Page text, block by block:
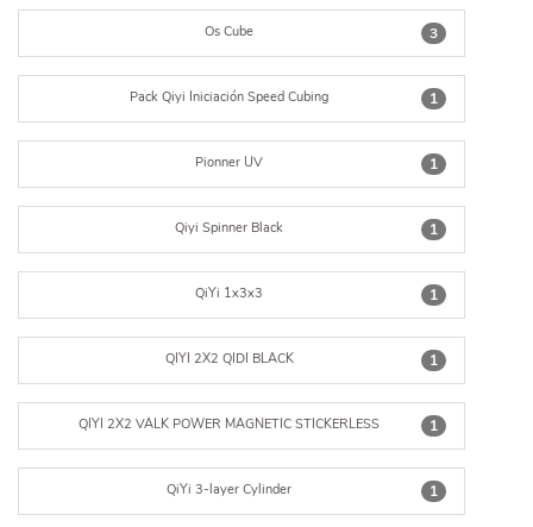
3
Os Cube
1
Pack Qiyi Iniciación Speed Cubing
1
Pionner UV
1
Qiyi Spinner Black
1
QiYi 1x3x3
1
QIYI 2X2 QIDI BLACK
1
QIYI 2X2 VALK POWER MAGNETIC STICKERLESS
1
QiYi 3-layer Cylinder